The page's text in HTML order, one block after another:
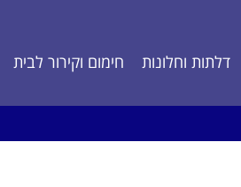
דלתות וחלונות חימום וקירור לבית